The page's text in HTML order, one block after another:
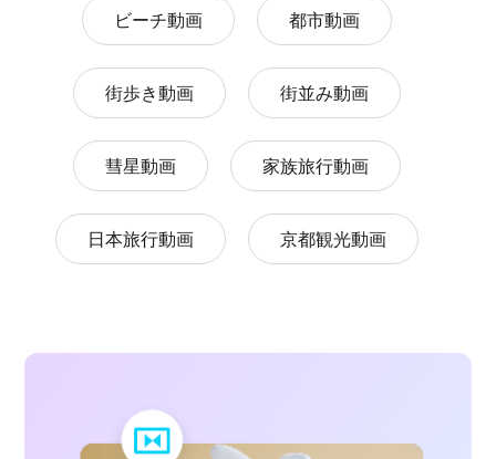
ビーチ動画 都市動画
街歩き動画 街並み動画
彗星動画 家族旅行動画
日本旅行動画 京都観光動画